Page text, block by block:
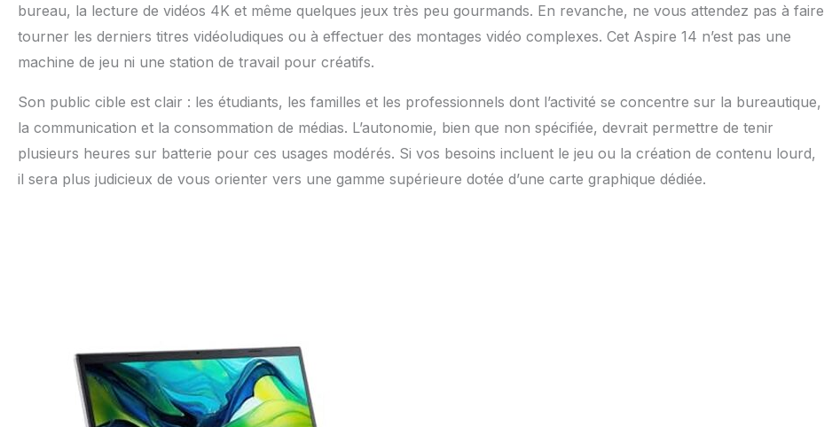
bureau, la lecture de vidéos 4K et même quelques jeux très peu gourmands. En revanche, ne vous attendez pas à faire
tourner les derniers titres vidéoludiques ou à effectuer des montages vidéo complexes. Cet Aspire 14 n’est pas une
machine de jeu ni une station de travail pour créatifs.
Son public cible est clair : les étudiants, les familles et les professionnels dont l’activité se concentre sur la bureautique,
la communication et la consommation de médias. L’autonomie, bien que non spécifiée, devrait permettre de tenir
plusieurs heures sur batterie pour ces usages modérés. Si vos besoins incluent le jeu ou la création de contenu lourd,
il sera plus judicieux de vous orienter vers une gamme supérieure dotée d’une carte graphique dédiée.